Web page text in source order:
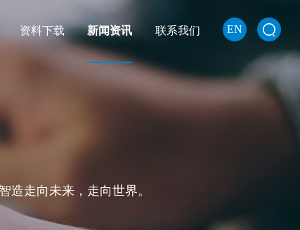
EN
资料下载 新闻资讯 联系我们
造走向未来，走向世界。